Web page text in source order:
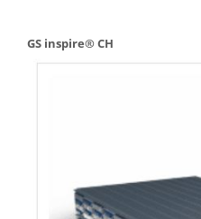
GS inspire® CH